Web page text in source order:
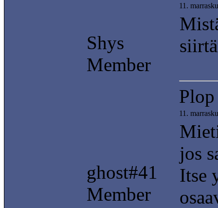
Shys
Member
11.
ghost#41
Member
11.
jos
Itse